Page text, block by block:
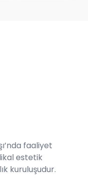
faaliyet
estetik
kuruluşudur.